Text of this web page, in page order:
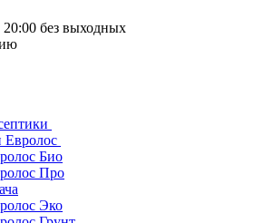
без выходных
Евролос
Био
Про
Эко